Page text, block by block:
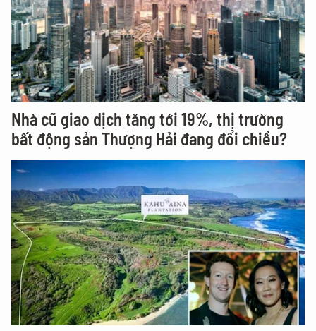
Nhà cũ giao dịch tăng tới 19%, thị trường
bất động sản Thượng Hải đang đổi chiều?